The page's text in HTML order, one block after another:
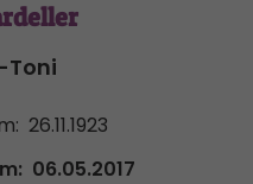
Toni
26.11.1923
06.05.2017